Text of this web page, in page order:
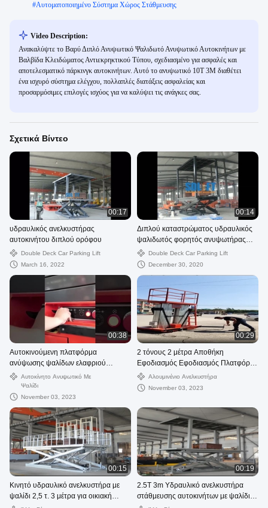
#Αυτοματοποιημένο Σύστημα Χώρος Στάθμευσης
Video Description:
Ανακαλύψτε το Βαρύ Διπλό Ανυψωτικό Ψαλιδωτό Ανυψωτικό Αυτοκινήτων με
Βαλβίδα Κλειδώματος Αντιεκρηκτικού Τύπου, σχεδιασμένο για ασφαλές και
αποτελεσματικό πάρκινγκ αυτοκινήτων. Αυτό το ανυψωτικό 10T 3M διαθέτει
ένα ισχυρό σύστημα ελέγχου, πολλαπλές διατάξεις ασφαλείας και
προσαρμόσιμες επιλογές ισχύος για να καλύψει τις ανάγκες σας.
Σχετικά Βίντεο
00:17
υδραυλικός ανελκυστήρας
αυτοκινήτου διπλού ορόφου
Double Deck Car Parking Lift
March 16, 2022
00:14
Διπλού καταστρώματος υδραυλικός
ψαλιδωτός φορητός ανυψωτήρας
αυτοκινήτων για γκαράζ σπιτιών
Double Deck Car Parking Lift
December 30, 2020
00:38
Αυτοκινούμενη πλατφόρμα
ανύψωσης ψαλίδων ελαφριού
φορτίου με σύστημα διάγνωσης
σφαλμάτων
Αυτοκίνητο Ανυψωτικό Με
Ψαλίδι
November 03, 2023
00:29
2 τόνους 2 μέτρα Αποθήκη
Εφοδιασμός Εφοδιασμός Πλατφόρμα
Σταθερό υδραυλικό ανελκυστήρα
ψαλίδων
Αλουμινένιο Ανελκυστήρα
November 03, 2023
00:15
Κινητό υδραυλικό ανελκυστήρα με
ψαλίδι 2,5 τ. 3 μέτρα για οικιακή
00:19
2.5T 3m Υδραυλικό ανελκυστήρα
στάθμευσης αυτοκινήτων με ψαλίδι